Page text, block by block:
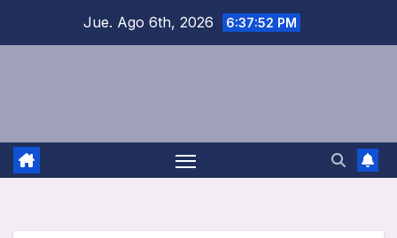
Jue. Ago 6th, 2026 6:37:53 PM